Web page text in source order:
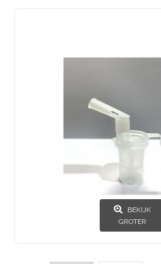
BEKIJK
GROTER